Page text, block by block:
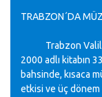
TRABZON´DA
Trabzon Valiliği
2000 adlı kitabın
bahsinde, kısaca
etkisi ve üç